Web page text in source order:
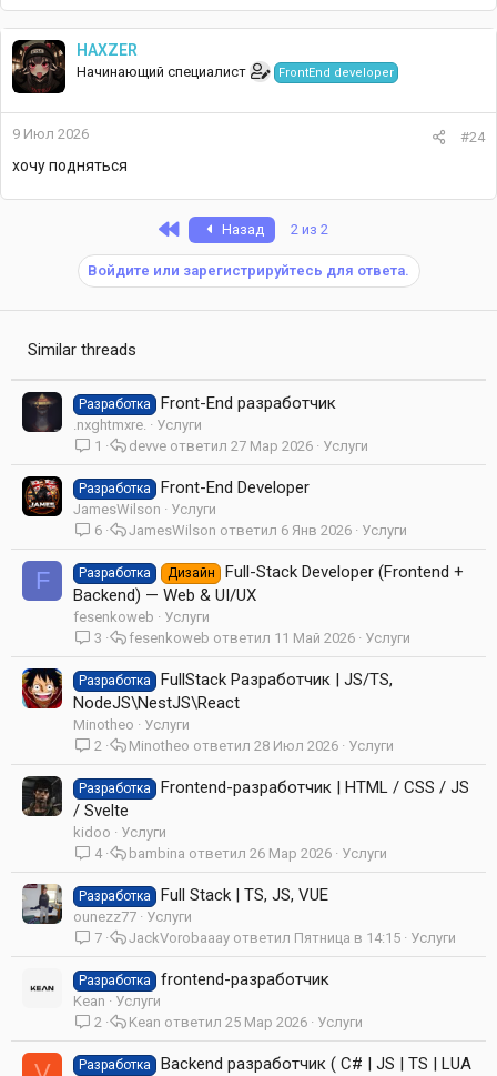
а
к
ц
и
и
:
HAXZER
Начинающий специалист FrontEnd developer
9 Июл 2026 #24
хочу подняться
Назад 2 из 2
Войдите или зарегистрируйтесь для ответа.
Similar threads
Разработка Front-End разработчик
.nxghtmxre.
Услуги
1
Услуги
27 Мар 2026
devve
Разработка Front-End Developer
JamesWilson
Услуги
6
Услуги
6 Янв 2026
JamesWilson
F Разработка Дизайн
Full-Stack Developer (Frontend +
Backend) — Web & UI/UX
fesenkoweb
Услуги
3
Услуги
11 Май 2026
fesenkoweb
Разработка
FullStack Разработчик | JS/TS,
NodeJS\NestJS\React
Minotheo
Услуги
2
Услуги
28 Июл 2026
Minotheo
Разработка
Frontend-разработчик | HTML / CSS / JS
/ Svelte
kidoo
Услуги
4
Услуги
26 Мар 2026
bambina
Разработка Full Stack | TS, JS, VUE
ounezz77
Услуги
7
Услуги
Пятница в 14:15
JackVorobaaay
Разработка frontend-разработчик
Kean
Услуги
2
Услуги
25 Мар 2026
Kean
Разработка
Backend разработчик ( C# | JS | TS | LUA